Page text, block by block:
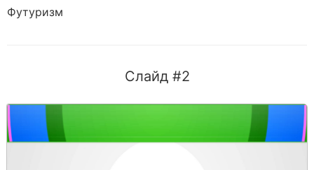
Футуризм
Слайд #2